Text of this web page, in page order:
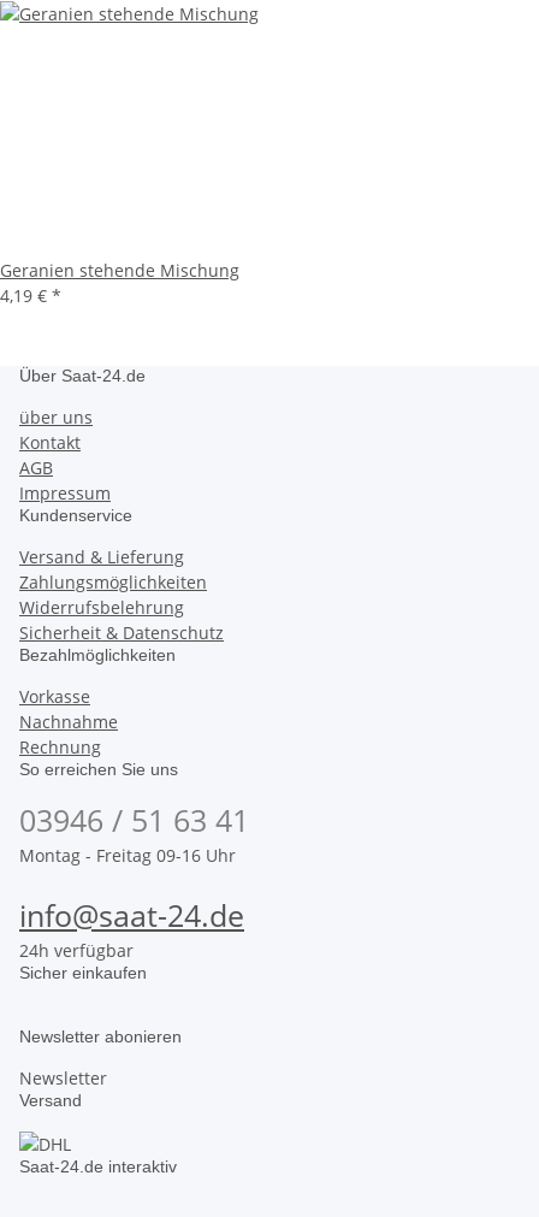
Geranien stehende Mischung
4,19 € *
Über Saat-24.de
über uns
Kontakt
AGB
Impressum
Kundenservice
Versand & Lieferung
Zahlungsmöglichkeiten
Widerrufsbelehrung
Sicherheit & Datenschutz
Bezahlmöglichkeiten
Vorkasse
Nachnahme
Rechnung
So erreichen Sie uns
03946 / 51 63 41
Montag - Freitag 09-16 Uhr
info@saat-24.de
24h verfügbar
Sicher einkaufen
Newsletter abonieren
Newsletter
Versand
Saat-24.de interaktiv